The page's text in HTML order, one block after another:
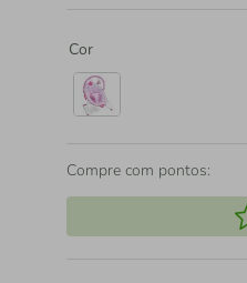
Cor
Compre com pontos: